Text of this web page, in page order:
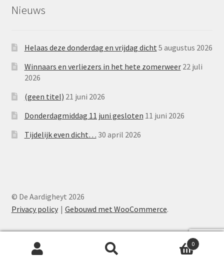
Nieuws
Helaas deze donderdag en vrijdag dicht 5 augustus 2026
Winnaars en verliezers in het hete zomerweer 22 juli
2026
(geen titel) 21 juni 2026
Donderdagmiddag 11 juni gesloten 11 juni 2026
Tijdelijk even dicht… 30 april 2026
© De Aardigheyt 2026
Privacy policy
Gebouwd met WooCommerce.
0